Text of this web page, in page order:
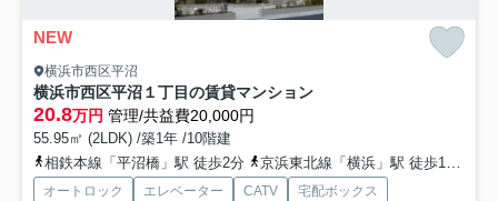
NEW
横浜市西区平沼
横浜市西区平沼１丁目の賃貸マンション
20.8万円 管理/共益費20,000円
55.95㎡ (2LDK) /築1年 /10階建
相鉄本線「平沼橋」駅 徒歩2分
京浜東北線「横浜」駅 徒歩11分
オートロック エレベーター CATV
宅配ボックス